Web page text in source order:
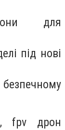
для
під нові
безпечному
fpv дрон